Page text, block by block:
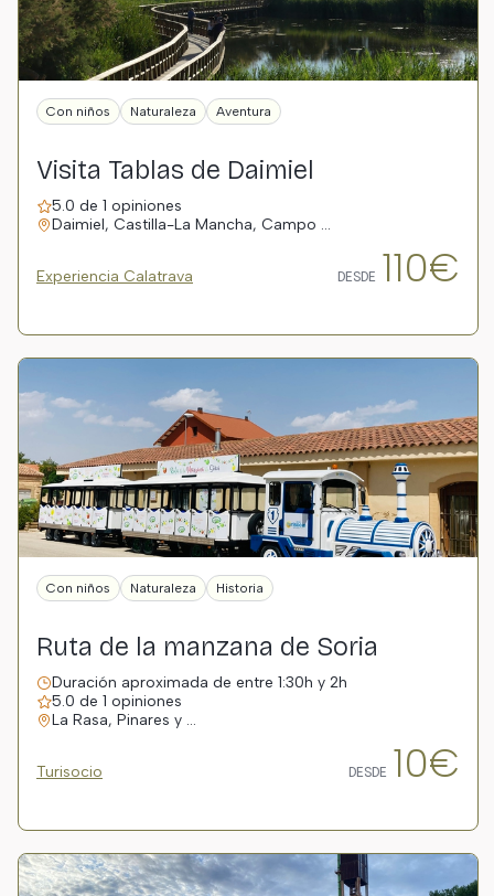
Con niños Naturaleza Aventura
Visita Tablas de Daimiel
5.0 de 1 opiniones
Daimiel, Castilla-La Mancha, Campo …
Experiencia Calatrava DESDE 110€
Con niños Naturaleza Historia
Ruta de la manzana de Soria
Duración aproximada de entre 1:30h y 2h
5.0 de 1 opiniones
La Rasa, Pinares y …
Turisocio DESDE 10€